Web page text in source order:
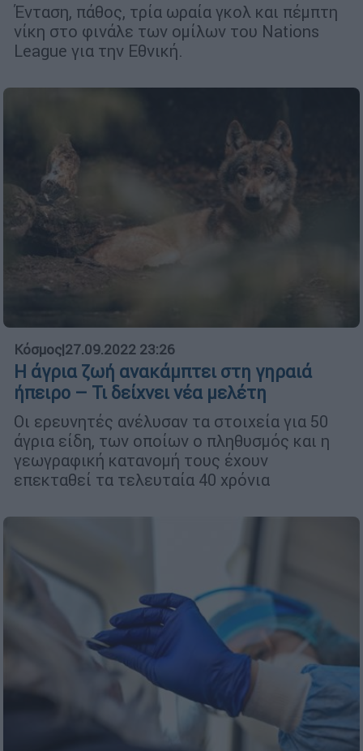
Ένταση, πάθος, τρία ωραία γκολ και πέμπτη
νίκη στο φινάλε των ομίλων του Nations
League για την Εθνική.
Κόσμος|27.09.2022 23:26
Η άγρια ζωή ανακάμπτει στη γηραιά
ήπειρο – Τι δείχνει νέα μελέτη
Οι ερευνητές ανέλυσαν τα στοιχεία για 50
άγρια είδη, των οποίων ο πληθυσμός και η
γεωγραφική κατανομή τους έχουν
επεκταθεί τα τελευταία 40 χρόνια